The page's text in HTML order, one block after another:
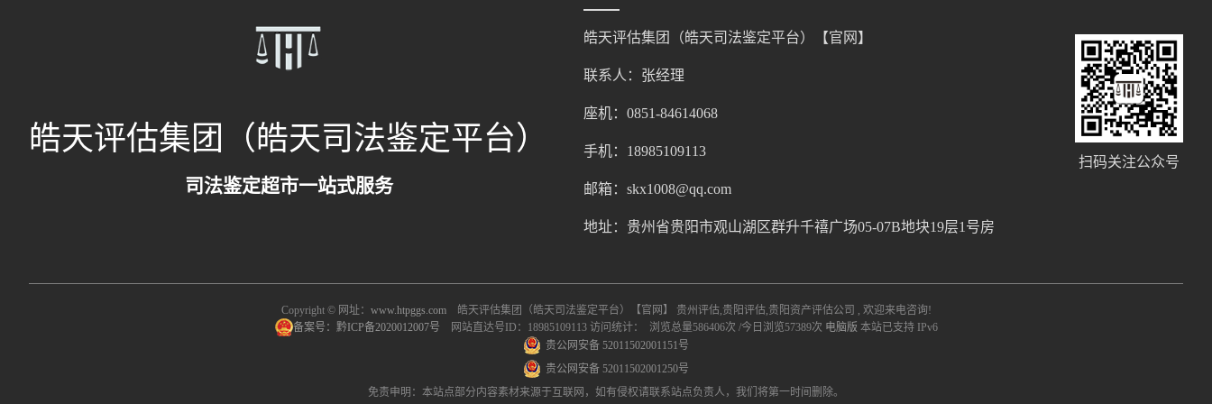
皓天评估集团（皓天司法鉴定平台）
司法鉴定超市一站式服务
皓天评估集团（皓天司法鉴定平台）【官网】
联系人：张经理
座机：0851-84614068
手机：18985109113
邮箱：skx1008@qq.com
地址：贵州省贵阳市观山湖区群升千禧广场05-07B地块19层1号房
扫码关注公众号
Copyright © 网址： www.htpggs.com皓天评估集团（皓天司法鉴定平台）【官网】 贵州评估,贵阳评估,贵阳资产评估公司 , 欢迎来电咨询!
备案号：黔ICP备2020012007号
网站直达号ID：18985109113 访问统计： 浏览总量586406次 /今日浏览57389次 电脑版 本站已支持 IPv6
贵公网安备 52011502001151号
贵公网安备 52011502001250号
免责申明：本站点部分内容素材来源于互联网，如有侵权请联系站点负责人，我们将第一时间删除。